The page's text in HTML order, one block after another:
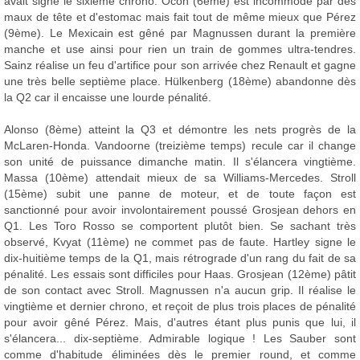
maux de tête et d'estomac mais fait tout de même mieux que Pérez
(9ème). Le Mexicain est gêné par Magnussen durant la première
manche et use ainsi pour rien un train de gommes ultra-tendres.
Sainz réalise un feu d'artifice pour son arrivée chez Renault et gagne
une très belle septième place. Hülkenberg (18ème) abandonne dès
la Q2 car il encaisse une lourde pénalité.
Alonso (8ème) atteint la Q3 et démontre les nets progrès de la
McLaren-Honda. Vandoorne (treizième temps) recule car il change
son unité de puissance dimanche matin. Il s'élancera vingtième.
Massa (10ème) attendait mieux de sa Williams-Mercedes. Stroll
(15ème) subit une panne de moteur, et de toute façon est
sanctionné pour avoir involontairement poussé Grosjean dehors en
Q1. Les Toro Rosso se comportent plutôt bien. Se sachant très
observé, Kvyat (11ème) ne commet pas de faute. Hartley signe le
dix-huitième temps de la Q1, mais rétrograde d'un rang du fait de sa
pénalité. Les essais sont difficiles pour Haas. Grosjean (12ème) pâtit
de son contact avec Stroll. Magnussen n'a aucun grip. Il réalise le
vingtième et dernier chrono, et reçoit de plus trois places de pénalité
pour avoir gêné Pérez. Mais, d'autres étant plus punis que lui, il
s'élancera... dix-septième. Admirable logique ! Les Sauber sont
comme d'habitude éliminées dès le premier round, et comme